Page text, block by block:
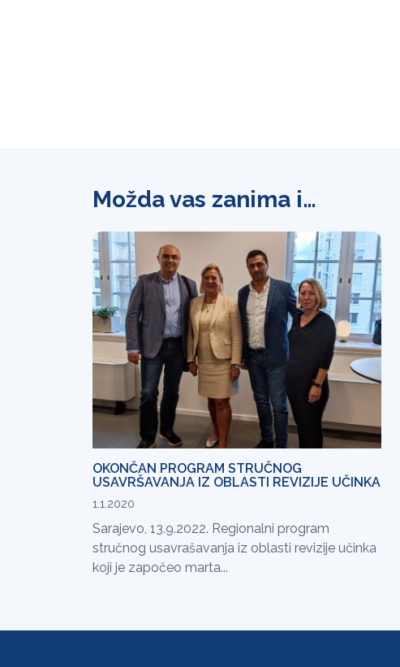
Možda vas zanima i…
OKONČAN PROGRAM STRUČNOG
USAVRŠAVANJA IZ OBLASTI REVIZIJE UČINKA
1.1.2020
Sarajevo, 13.9.2022. Regionalni program
stručnog usavrašavanja iz oblasti revizije učinka
koji je započeo marta...